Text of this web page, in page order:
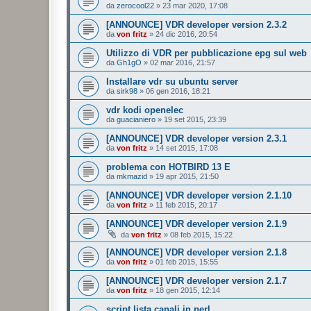
da zerocool22 » 23 mar 2020, 17:08
[ANNOUNCE] VDR developer version 2.3.2
da von fritz » 24 dic 2016, 20:54
Utilizzo di VDR per pubblicazione epg sul web
da Gh1gO » 02 mar 2016, 21:57
Installare vdr su ubuntu server
da sirk98 » 06 gen 2016, 18:21
vdr kodi openelec
da guacianiero » 19 set 2015, 23:39
[ANNOUNCE] VDR developer version 2.3.1
da von fritz » 14 set 2015, 17:08
problema con HOTBIRD 13 E
da mkmazid » 19 apr 2015, 21:50
[ANNOUNCE] VDR developer version 2.1.10
da von fritz » 11 feb 2015, 20:17
[ANNOUNCE] VDR developer version 2.1.9
da von fritz » 08 feb 2015, 15:22
[ANNOUNCE] VDR developer version 2.1.8
da von fritz » 01 feb 2015, 15:55
[ANNOUNCE] VDR developer version 2.1.7
da von fritz » 18 gen 2015, 12:14